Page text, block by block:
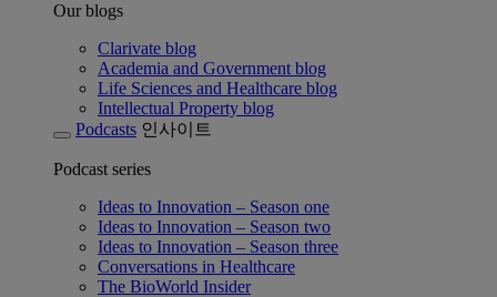
Our blogs
Clarivate blog
Academia and Government blog
Life Sciences and Healthcare blog
Intellectual Property blog
Podcasts 인사이트
Podcast series
Ideas to Innovation – Season one
Ideas to Innovation – Season two
Ideas to Innovation – Season three
Conversations in Healthcare
The BioWorld Insider